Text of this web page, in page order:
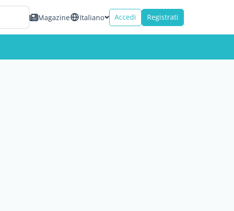
Magazine Italiano Accedi Registrati